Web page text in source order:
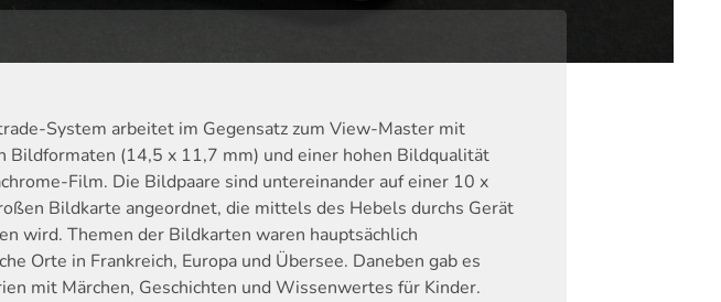
System arbeitet im Gegensatz zum View-Master mit
Bildformaten (14,5 x 11,7 mm) und einer hohen Bildqualität
Film. Die Bildpaare sind untereinander auf einer 10 x
Bildkarte angeordnet, die mittels des Hebels durchs Gerät
wird. Themen der Bildkarten waren hauptsächlich
Orte in Frankreich, Europa und Übersee. Daneben gab es
mit Märchen, Geschichten und Wissenwertes für Kinder.